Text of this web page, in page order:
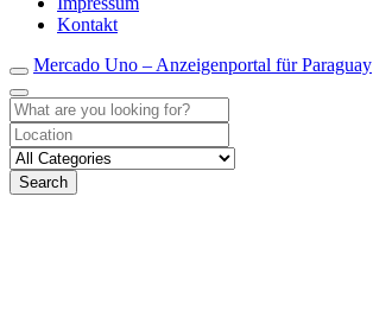
Kontakt
Mercado Uno – Anzeigenportal für Paraguay
Search